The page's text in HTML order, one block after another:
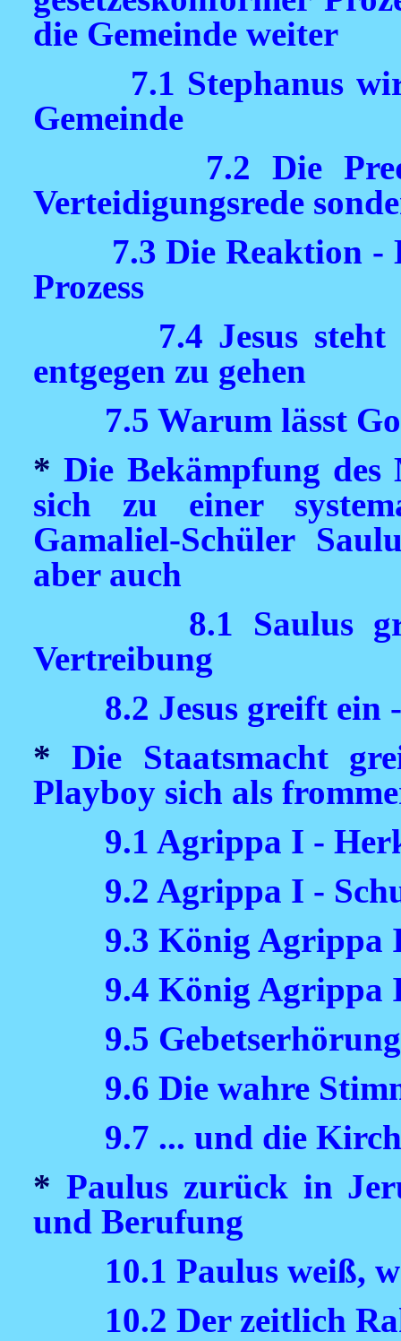
die Gemeinde weiter
7.1 Stephanus
Gemeinde
7.2 Die
Verteidigungsrede
7.3 Die Reaktion -
Prozess
7.4 Jesus
entgegen zu gehen
7.5 Warum lässt
*Die Bekämpfung des
sich zu einer
Gamaliel-Schüler
aber auch
8.1 Saulus
Vertreibung
8.2 Jesus greift ein
*Die Staatsmacht
Playboy sich als
9.1 Agrippa I -
9.2 Agrippa I -
9.3 König Agrippa
9.4 König Agrippa
9.5
9.6 Die wahre
9.7 ... und die
* Paulus zurück in
und Berufung
10.1 Paulus weiß,
10.2 Der zeitlich